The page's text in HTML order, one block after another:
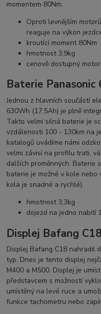
momentem 80Nm.
Oproti levnějším
reaguje na výkon
kroutící moment 80Nm
hmotnost 3,9kg
cenově dostupný
Baterie Panasonic
Jednou z hlavních součástí
630Wh (17,5Ah) je plně
Takto velmi silná baterie je
vzdálenosti 100 - 130km na
katalogů uvádíme námi
velmi závisí na profilu trati,
dalších proměnných. Baterie
baterie je možné v kole
kola je snadné a rychlé).
hmotnost 3,3kg
dojezd na jedno nabití
Displej Bafang
Displej Bafang C18 nahradil
typ. Dnes je tento displej
M400 a M500. Displej je
představcem s možností
umístěný na levé ruce a
funkce tachometru nebo